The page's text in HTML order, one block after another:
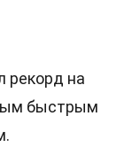
рекорд на
быстрым